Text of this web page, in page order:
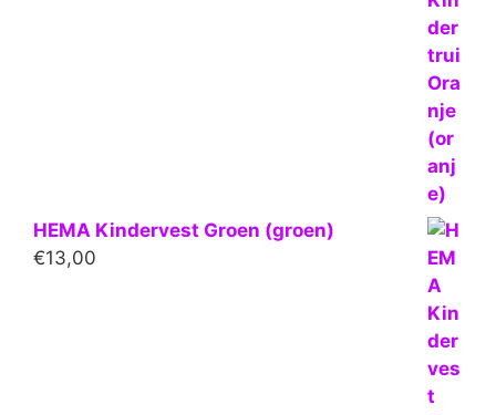
HEMA Kindervest Groen (groen)
€13,00